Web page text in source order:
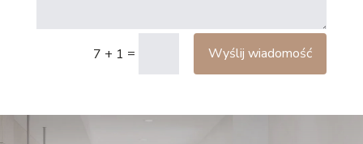
7 + 1 = Wyślij wiadomość